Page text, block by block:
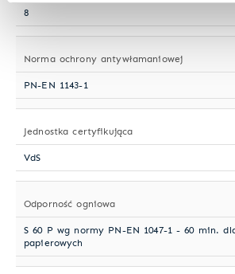
8
Norma ochrony antywłamaniowej
PN-EN 1143-1
Jednostka certyfikująca
VdS
Odporność ogniowa
S 60 P wg normy PN-EN 1047-1 - 60 min.
papierowych